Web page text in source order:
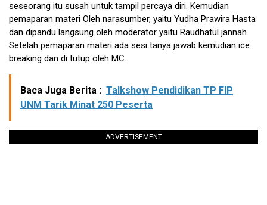
seseorang itu susah untuk tampil percaya diri. Kemudian
pemaparan materi Oleh narasumber, yaitu Yudha Prawira Hasta
dan dipandu langsung oleh moderator yaitu Raudhatul jannah.
Setelah pemaparan materi ada sesi tanya jawab kemudian ice
breaking dan di tutup oleh MC.
Baca Juga Berita : Talkshow Pendidikan TP FIP
UNM Tarik Minat 250 Peserta
ADVERTISEMENT